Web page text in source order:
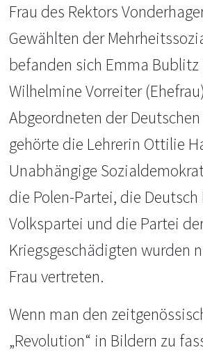
Frau des Rektors
Gewählten der
befanden sich Emma Bublitz
Wilhelmine Vorreiter
Abgeordneten der
gehörte die Lehrerin Ottilie
Unabhängige
die Polen-Partei, die
Volkspartei und die Partei
Kriegsgeschädigten wurden
Frau vertreten.
Wenn man den
„Revolution“ in Bildern zu